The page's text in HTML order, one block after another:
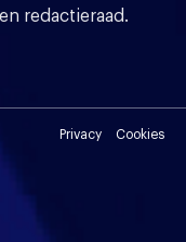
redactieraad.
Privacy Cookies